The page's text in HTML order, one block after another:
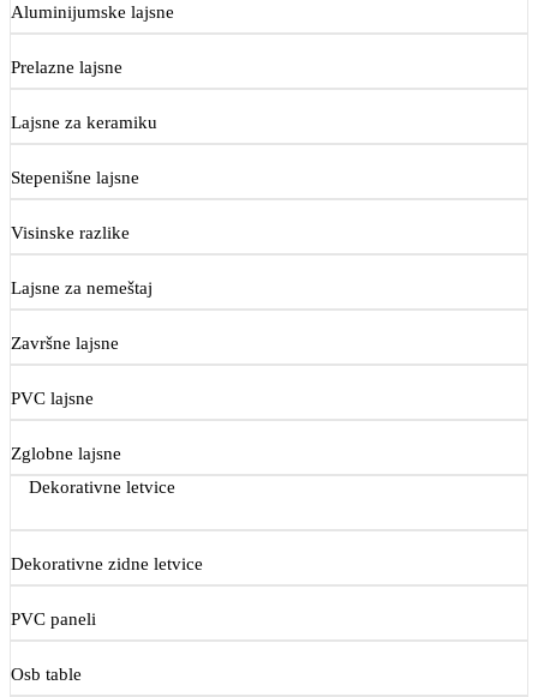
Aluminijumske lajsne
Prelazne lajsne
Lajsne za keramiku
Stepenišne lajsne
Visinske razlike
Lajsne za nemeštaj
Završne lajsne
PVC lajsne
Zglobne lajsne
Dekorativne letvice
Dekorativne zidne letvice
PVC paneli
Osb table